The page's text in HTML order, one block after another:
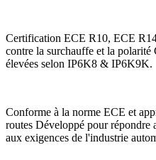
Certification ECE R10, ECE
contre la surchauffe et la polarité
élevées selon IP6K8 & IP6K9K.
Conforme à la norme ECE et
routes Développé pour répondre
aux exigences de l'industrie